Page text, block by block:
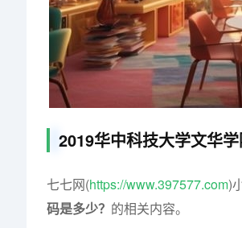
2019华中科技大学文华
七七网(https://www.397577.com)
码是多少？ 的相关内容。